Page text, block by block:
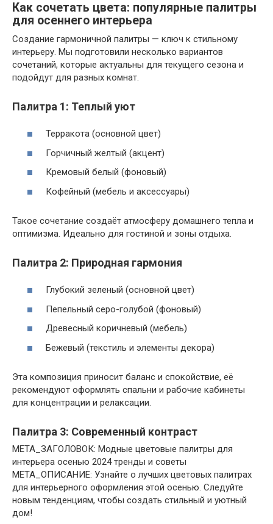
Как сочетать цвета: популярные палитры
для осеннего интерьера
Создание гармоничной палитры — ключ к стильному
интерьеру. Мы подготовили несколько вариантов
сочетаний, которые актуальны для текущего сезона и
подойдут для разных комнат.
Палитра 1: Теплый уют
Терракота (основной цвет)
Горчичный желтый (акцент)
Кремовый белый (фоновый)
Кофейный (мебель и аксессуары)
Такое сочетание создаёт атмосферу домашнего тепла и
оптимизма. Идеально для гостиной и зоны отдыха.
Палитра 2: Природная гармония
Глубокий зеленый (основной цвет)
Пепельный серо-голубой (фоновый)
Древесный коричневый (мебель)
Бежевый (текстиль и элементы декора)
Эта композиция приносит баланс и спокойствие, её
рекомендуют оформлять спальни и рабочие кабинеты
для концентрации и релаксации.
Палитра 3: Современный контраст
МЕТА_ЗАГОЛОВОК: Модные цветовые палитры для
интерьера осенью 2024 тренды и советы
МЕТА_ОПИСАНИЕ: Узнайте о лучших цветовых палитрах
для интерьерного оформления этой осенью. Следуйте
новым тенденциям, чтобы создать стильный и уютный
дом!